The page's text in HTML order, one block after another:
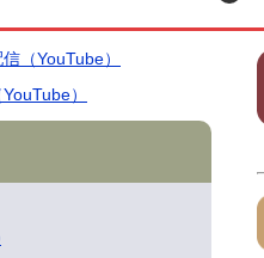
（YouTube）
）